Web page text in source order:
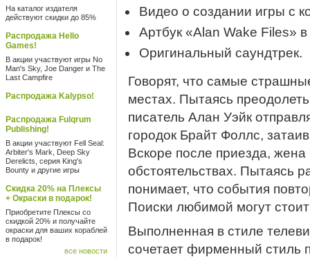
На каталог издателя
действуют скидки до 85%
Распродажа Hello
Games!
В акции участвуют игры No
Man's Sky, Joe Danger и The
Last Campfire
Распродажа Kalypso!
Распродажа Fulqrum
Publishing!
В акции участвуют Fell Seal:
Arbiter's Mark, Deep Sky
Derelicts, серия King's
Bounty и другие игры
Скидка 20% на Плексы
+ Окраски в подарок!
Приобретите Плексы со
скидкой 20% и получайте
окраски для ваших кораблей
в подарок!
все новости
Видео о создании игры с
Артбук «Alan Wake Files»
Оригинальный саундтрек.
Говорят, что самые
местах. Пытаясь
писатель Алан Уэйк
городок Брайт Фоллс,
Вскоре после приезда,
обстоятельствах. Пытаясь
понимает, что события
Поиски любимой могут
Выполненная в стиле
сочетает фирменный стиль